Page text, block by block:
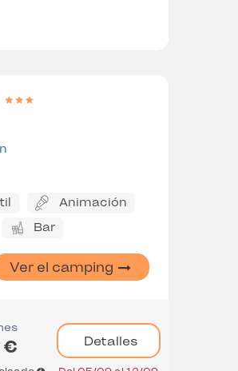
Animación
Bar
Ver el camping
€ Detalles